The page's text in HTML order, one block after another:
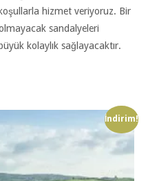
hizmet veriyoruz. Bir
sandalyeleri
kolaylık sağlayacaktır.
İndirim!